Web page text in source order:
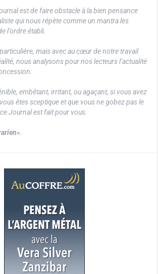
est de faire obstacle à la bien pensance
qui nous répète comme un mantra les
l’ordre établi.
mais avec au cœur de notre travail
nous analysons pour nos lecteurs l’actualité
embêtant, irritant, ou agaçant, si vous avez
êtes sceptique et que vous ne gobez pas le
Journal est fait pour vous.
.